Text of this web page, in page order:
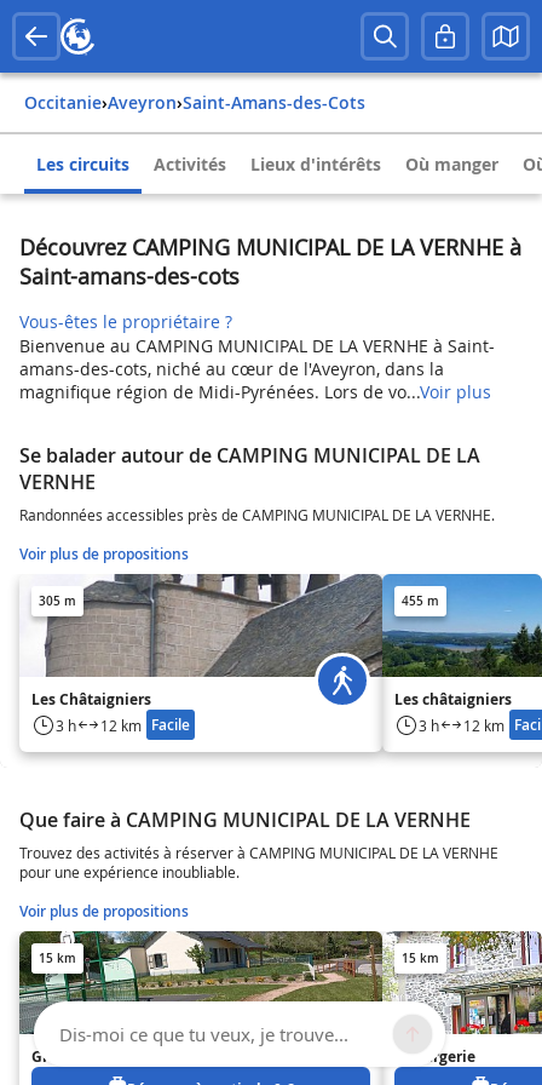
Occitanie› Aveyron› Saint-Amans-des-Cots
Les circuits Activités Lieux d'intérêts Où manger
Découvrez CAMPING MUNICIPAL DE LA VERNHE à
Saint-amans-des-cots
Vous-êtes le propriétaire ?
Bienvenue au CAMPING MUNICIPAL DE LA VERNHE à Saint-
amans-des-cots, niché au cœur de l'Aveyron, dans la
magnifique région de Midi-Pyrénées. Lors de vo...Voir plus
Se balader autour de CAMPING MUNICIPAL DE LA
VERNHE
Randonnées accessibles près de CAMPING MUNICIPAL DE LA VERNHE.
Voir plus de propositions
305 m
Les Châtaigniers
3 h 12 km Facile
455 m
Les châtaigniers
3 h 12 km
Que faire à CAMPING MUNICIPAL DE LA VERNHE
Trouvez des activités à réserver à CAMPING MUNICIPAL DE LA VERNHE
pour une expérience inoubliable.
Voir plus de propositions
15 km
Gîte d'étape vélo rando
15 km
La Bergerie
Dis-moi ce que tu veux, je trouve...